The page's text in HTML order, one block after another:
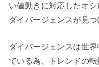
い値動きに対応したオ
ダイバージェンスが見
ダイバージェンスは世
ている為、トレンドの